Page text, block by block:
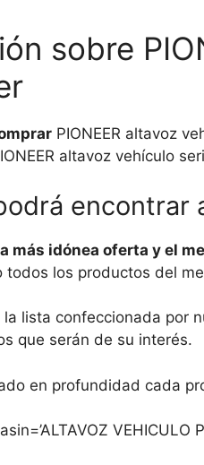
sobre
PIONEER altavoz
altavoz vehículo
encontrar
más idónea oferta y el
todos los productos del
lista confeccionada por
que serán de su interés.
en profundidad cada
VEHICULO